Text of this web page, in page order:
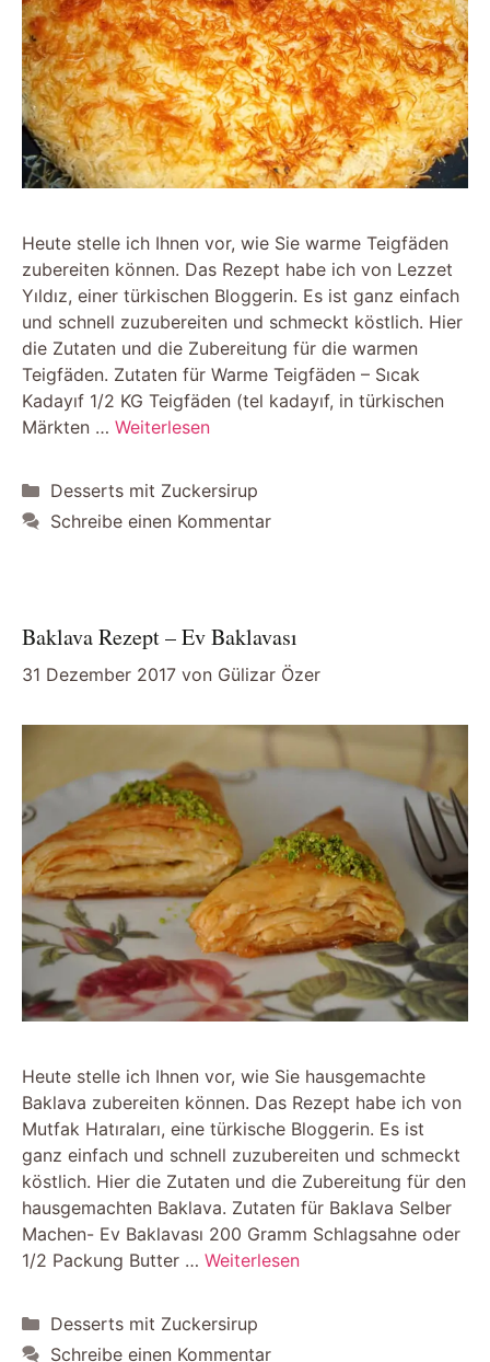
Heute stelle ich Ihnen vor, wie Sie warme Teigfäden
zubereiten können. Das Rezept habe ich von Lezzet
Yıldız, einer türkischen Bloggerin. Es ist ganz einfach
und schnell zuzubereiten und schmeckt köstlich. Hier
die Zutaten und die Zubereitung für die warmen
Teigfäden. Zutaten für Warme Teigfäden – Sıcak
Kadayıf 1/2 KG Teigfäden (tel kadayıf, in türkischen
Märkten … Weiterlesen
Kategorien
Desserts mit Zuckersirup
Schreibe einen Kommentar
Baklava Rezept – Ev Baklavası
31 Dezember 2017 von Gülizar Özer
Heute stelle ich Ihnen vor, wie Sie hausgemachte
Baklava zubereiten können. Das Rezept habe ich von
Mutfak Hatıraları, eine türkische Bloggerin. Es ist
ganz einfach und schnell zuzubereiten und schmeckt
köstlich. Hier die Zutaten und die Zubereitung für den
hausgemachten Baklava. Zutaten für Baklava Selber
Machen- Ev Baklavası 200 Gramm Schlagsahne oder
1/2 Packung Butter … Weiterlesen
Kategorien
Desserts mit Zuckersirup
Schreibe einen Kommentar